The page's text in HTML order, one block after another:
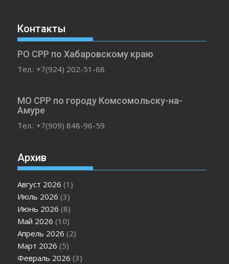
Контакты
РО СРР по Хабаровскому краю
Тел.: +7(924) 202-51-68
МО СРР по городу Комсомольску-на-
Амуре
Тел.: +7(909) 848-96-59
Архив
Август 2026 (1)
Июль 2026 (3)
Июнь 2026 (8)
Май 2026 (10)
Апрель 2026 (2)
Март 2026 (5)
Февраль 2026 (3)